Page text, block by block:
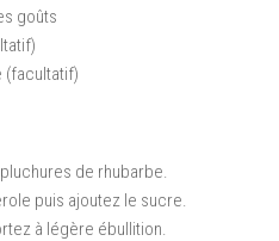
goûts
(facultatif)
de rhubarbe.
puis ajoutez le sucre.
à légère ébullition.